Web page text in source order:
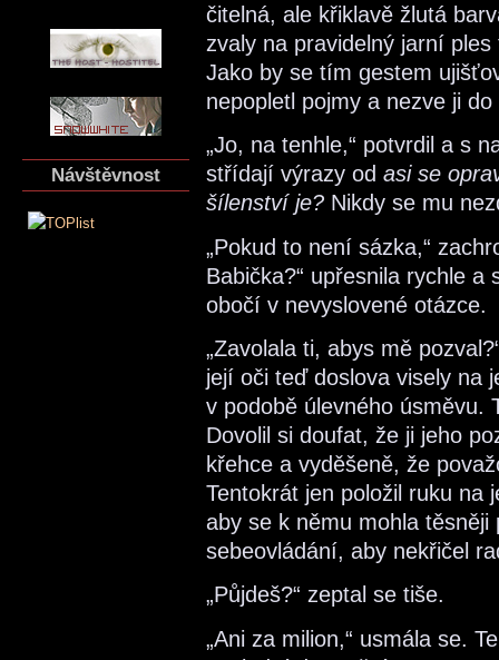
Návštěvnost
čitelná, ale křiklavě žlutá
zvaly na pravidelný jarní
Jako by se tím gestem
nepopletl pojmy a nezve ji
„Jo, na tenhle,“ potvrdil a s
střídají výrazy od asi se
šílenství je? Nikdy se mu
„Pokud to není sázka,“
Babička?“ upřesnila rychle
obočí v nevyslovené otázce.
„Zavolala ti, abys mě
její oči teď doslova visely na
v podobě úlevného úsměvu.
Dovolil si doufat, že ji jeho
křehce a vyděšeně, že
Tentokrát jen položil ruku na
aby se k němu mohla
sebeovládání, aby nekřičel
„Půjdeš?“ zeptal se tiše.
„Ani za milion,“ usmála se.